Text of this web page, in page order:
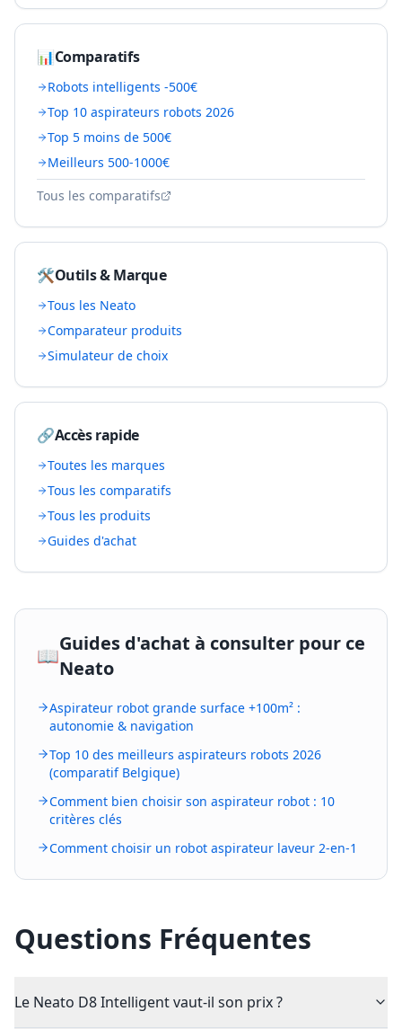
📊Comparatifs
Robots intelligents -500€
Top 10 aspirateurs robots 2026
Top 5 moins de 500€
Meilleurs 500-1000€
Tous les comparatifs
🛠️Outils & Marque
Tous les Neato
Comparateur produits
Simulateur de choix
🔗Accès rapide
Toutes les marques
Tous les comparatifs
Tous les produits
Guides d'achat
📖
Guides d'achat à consulter pour ce
Neato
Aspirateur robot grande surface +100m² :
autonomie & navigation
Top 10 des meilleurs aspirateurs robots 2026
(comparatif Belgique)
Comment bien choisir son aspirateur robot : 10
critères clés
Comment choisir un robot aspirateur laveur 2-en-1
Questions Fréquentes
Le Neato D8 Intelligent vaut-il son prix ?